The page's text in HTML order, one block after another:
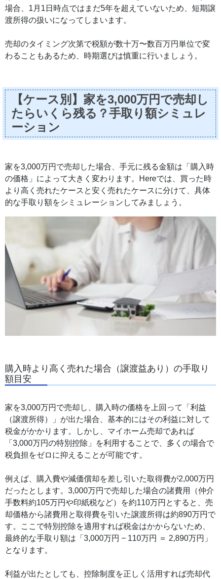
場合、1月1日時点ではまだ5年を超えていないため、短期譲
渡所得の扱いになってしまいます。
売却のタイミング次第で税額が数十万〜数百万円単位で変
わることもあるため、時期選びは慎重に行いましょう。
【ケース別】家を3,000万円で売却し
たらいくら残る？手取り額シミュレ
ーション
家を3,000万円で売却した場合、手元に残る金額は「購入時
の価格」によって大きく変わります。Hereでは、買った時
より高く売れたケースと安く売れたケースに分けて、具体
的な手取り額をシミュレーションしてみましょう。
購入時より高く売れた場合（譲渡益あり）の手取り
額目安
家を3,000万円で売却し、購入時の価格を上回って「利益
（譲渡所得）」が出た場合、基本的にはその利益に対して
税金がかかります。しかし、マイホーム売却であれば
「3,000万円の特別控除」を利用することで、多くの場合で
税負担をゼロに抑えることが可能です。
例えば、購入費や減価償却を差し引いた取得費が2,000万円
だったとします。3,000万円で売却した場合の諸費用（仲介
手数料約105万円や印紙税など）を約110万円とすると、売
却価格から諸費用と取得費を引いた譲渡所得は約890万円で
す。ここで特別控除を適用すれば税金はかからないため、
最終的な手取り額は「3,000万円 − 110万円 ＝ 2,890万円」
となります。
利益が出たとしても、控除制度を正しく活用すれば売却代